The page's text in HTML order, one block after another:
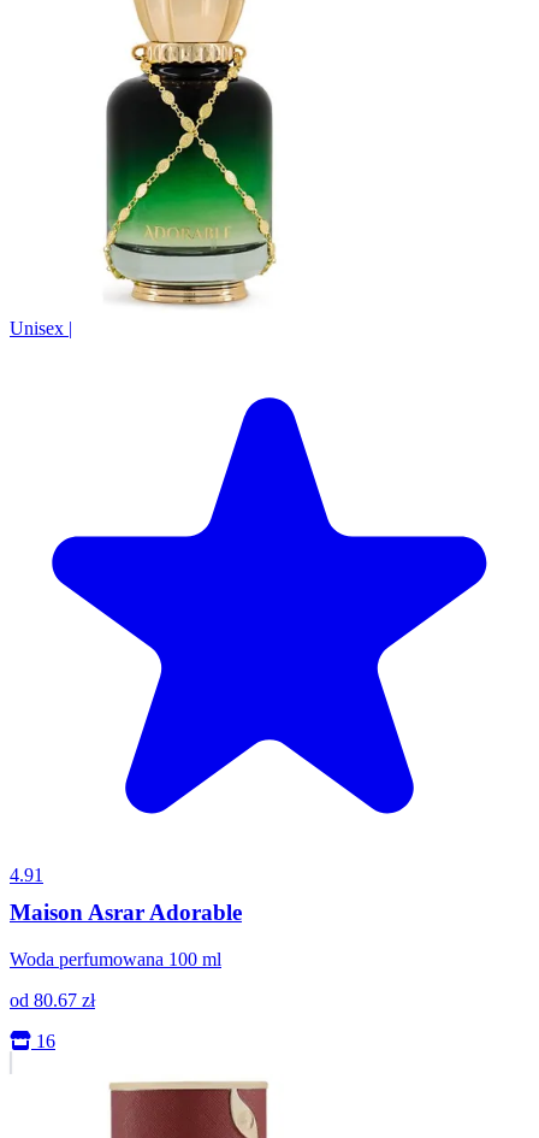
Unisex |
4.91
Maison Asrar Adorable
Woda perfumowana 100 ml
od 80.67 zł
16